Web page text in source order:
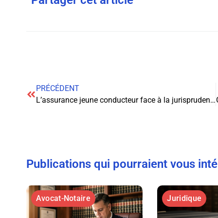
PRÉCÉDENT
L’assurance jeune conducteur face à la jurisprudence : enjeux et évolutions
Publications qui pourraient vous
Avocat-Notaire Juridique